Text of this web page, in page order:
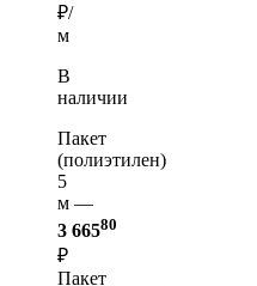
₽/
м
В
наличии
Пакет
(полиэтилен)
5
м —
3 66580
₽
Пакет